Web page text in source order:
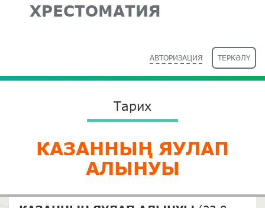
ХРЕСТОМАТИЯ
АВТОРИЗАЦИЯ ТЕРКӘЛҮ
Тарих
КАЗАННЫҢ ЯУЛАП
АЛЫНУЫ